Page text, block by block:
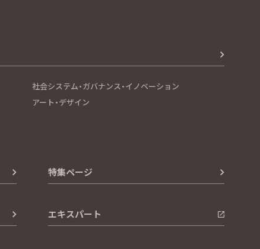
社会システム・ガバナンス・イノベーション
アート・デザイン
特集ページ
エキスパート